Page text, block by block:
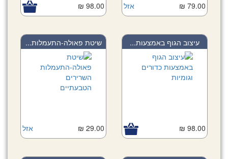
אזל 79.00 ₪
98.00 ₪
עיצוב הגוף באמצעות...
98.00 ₪
שיטת פאולה-התעמלות...
אזל 29.00 ₪